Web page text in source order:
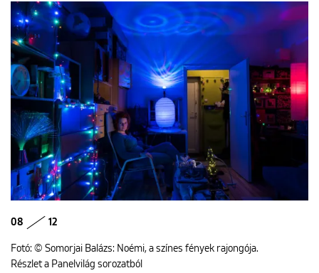
08 12
Fotó: © Somorjai Balázs: Noémi, a színes fények rajongója.
Részlet a Panelvilág sorozatból